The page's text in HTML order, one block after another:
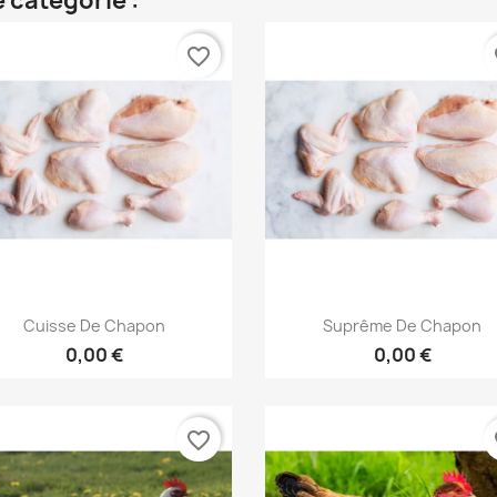
Aperçu rapide
Cuisse De Chapon
0,00 €
favorite_border
Aperçu rapide
Suprême De Chapon
0,00 €
favorite_border